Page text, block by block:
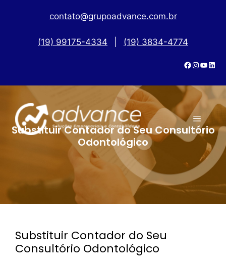
contato@grupoadvance.com.br
(19) 99175-4334 (19) 3834-4774
Substituir Contador do Seu Consultório
Odontológico
Substituir Contador do Seu
Consultório Odontológico